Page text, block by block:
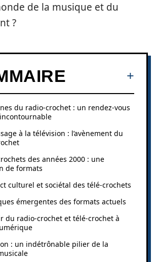
de la musique et du
?
du radio-crochet : un rendez-vous
à la télévision : l’avènement du
des années 2000 : une
de formats
culturel et sociétal des télé-crochets
émergentes des formats actuels
du radio-crochet et télé-crochet à
: un indétrônable pilier de la